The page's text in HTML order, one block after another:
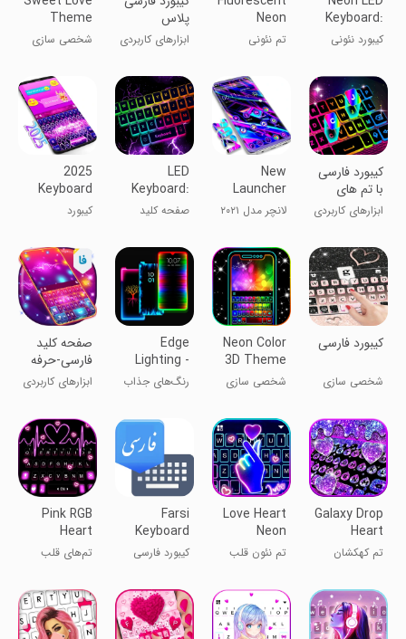
Keyboard:
RGB & Emoji
کیبورد نئونی
Neon
Theme
تم نئونی
پلاس
ابزارهای کاربردی
Theme
شخصی سازی
کیبورد فارسی
با تم های
جذاب
ابزارهای کاربردی
New
Launcher
2021
لانچر مدل ۲۰۲۱
LED
Keyboard:
RGB
Lighting
صفحه کلید
2025
Keyboard
کیبورد
کیبورد فارسی
شخصی سازی
Neon Color
3D Theme
شخصی سازی
Edge
Lighting -
Borderlight
رنگ‌های جذاب
صفحه کلید
فارسی-حرفه
ای
ابزارهای کاربردی
Galaxy Drop
Heart
Theme
تم کهکشان‌
کیبورد
Love Heart
Neon
Theme
تم نئون قلب
Farsi
Keyboard
کیبورد فارسی
Pink RGB
Heart
Theme
تم‌های قلب